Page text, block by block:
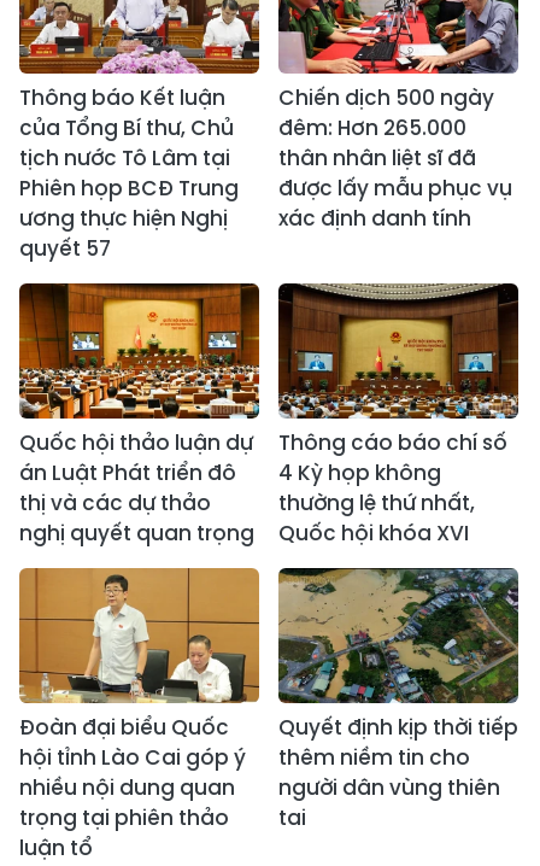
Thông báo Kết luận
của Tổng Bí thư, Chủ
tịch nước Tô Lâm tại
Phiên họp BCĐ Trung
ương thực hiện Nghị
quyết 57
Chiến dịch 500 ngày
đêm: Hơn 265.000
thân nhân liệt sĩ đã
được lấy mẫu phục vụ
xác định danh tính
Quốc hội thảo luận dự
án Luật Phát triển đô
thị và các dự thảo
nghị quyết quan trọng
Thông cáo báo chí số
4 Kỳ họp không
thường lệ thứ nhất,
Quốc hội khóa XVI
Đoàn đại biểu Quốc
hội tỉnh Lào Cai góp ý
nhiều nội dung quan
trọng tại phiên thảo
luận tổ
Quyết định kịp thời tiếp
thêm niềm tin cho
người dân vùng thiên
tai